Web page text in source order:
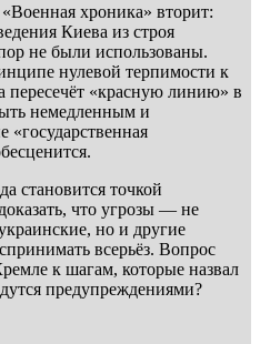
хроника» вторит:
Киева из строя
не были использованы.
нулевой терпимости к
«красную линию» в
немедленным и
«государственная
становится точкой
что угрозы — не
но и другие
всерьёз. Вопрос
к шагам, которые назвал
предупреждениями?